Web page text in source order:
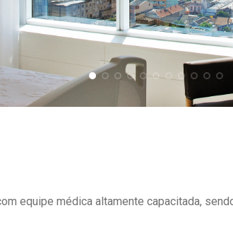
equipe médica altamente capacitada,